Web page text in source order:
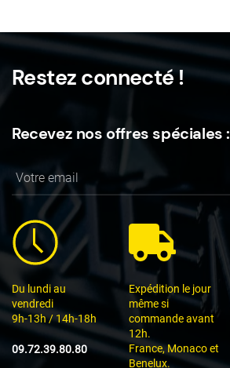
Restez connecté !
Recevez nos offres spéciales :
Du lundi au
vendredi
9h-13h / 14h-18h
09.72.39.80.80
Expédition le jour
même si
commande avant
12h.
France, Monaco et
Benelux.